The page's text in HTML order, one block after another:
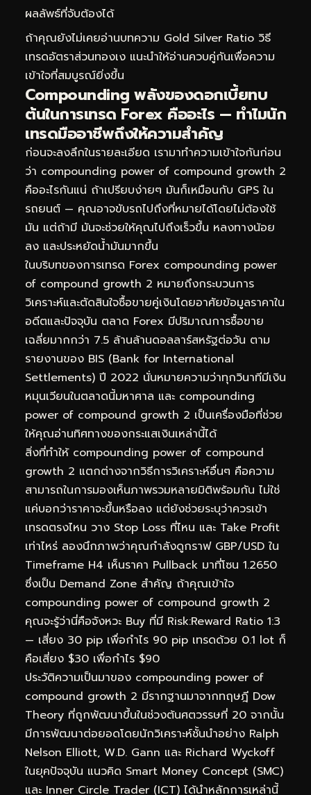
ผลลัพธ์ที่จับต้องได้
ถ้าคุณยังไม่เคยอ่านบทความ Gold Silver Ratio วิธี
เทรดอัตราส่วนทองเง แนะนำให้อ่านควบคู่กันเพื่อความ
เข้าใจที่สมบูรณ์ยิ่งขึ้น
Compounding พลังของดอกเบี้ยทบ
ต้นในการเทรด Forex คืออะไร — ทำไมนัก
เทรดมืออาชีพถึงให้ความสำคัญ
ก่อนจะลงลึกในรายละเอียด เรามาทำความเข้าใจกันก่อน
ว่า compounding power of compound growth 2
คืออะไรกันแน่ ถ้าเปรียบง่ายๆ มันก็เหมือนกับ GPS ใน
รถยนต์ — คุณอาจขับรถไปถึงที่หมายได้โดยไม่ต้องใช้
มัน แต่ถ้ามี มันจะช่วยให้คุณไปถึงเร็วขึ้น หลงทางน้อย
ลง และประหยัดน้ำมันมากขึ้น
ในบริบทของการเทรด Forex compounding power
of compound growth 2 หมายถึงกระบวนการ
วิเคราะห์และตัดสินใจซื้อขายคู่เงินโดยอาศัยข้อมูลราคาใน
อดีตและปัจจุบัน ตลาด Forex มีปริมาณการซื้อขาย
เฉลี่ยมากกว่า 7.5 ล้านล้านดอลลาร์สหรัฐต่อวัน ตาม
รายงานของ BIS (Bank for International
Settlements) ปี 2022 นั่นหมายความว่าทุกวินาทีมีเงิน
หมุนเวียนในตลาดนี้มหาศาล และ compounding
power of compound growth 2 เป็นเครื่องมือที่ช่วย
ให้คุณอ่านทิศทางของกระแสเงินเหล่านี้ได้
สิ่งที่ทำให้ compounding power of compound
growth 2 แตกต่างจากวิธีการวิเคราะห์อื่นๆ คือความ
สามารถในการมองเห็นภาพรวมหลายมิติพร้อมกัน ไม่ใช่
แค่บอกว่าราคาจะขึ้นหรือลง แต่ยังช่วยระบุว่าควรเข้า
เทรดตรงไหน วาง Stop Loss ที่ไหน และ Take Profit
เท่าไหร่ ลองนึกภาพว่าคุณกำลังดูกราฟ GBP/USD ใน
Timeframe H4 เห็นราคา Pullback มาที่โซน 1.2650
ซึ่งเป็น Demand Zone สำคัญ ถ้าคุณเข้าใจ
compounding power of compound growth 2
คุณจะรู้ว่านี่คือจังหวะ Buy ที่มี Risk:Reward Ratio 1:3
— เสี่ยง 30 pip เพื่อกำไร 90 pip เทรดด้วย 0.1 lot ก็
คือเสี่ยง $30 เพื่อกำไร $90
ประวัติความเป็นมาของ compounding power of
compound growth 2 มีรากฐานมาจากทฤษฎี Dow
Theory ที่ถูกพัฒนาขึ้นในช่วงต้นศตวรรษที่ 20 จากนั้น
มีการพัฒนาต่อยอดโดยนักวิเคราะห์ชั้นนำอย่าง Ralph
Nelson Elliott, W.D. Gann และ Richard Wyckoff
ในยุคปัจจุบัน แนวคิด Smart Money Concept (SMC)
และ Inner Circle Trader (ICT) ได้นำหลักการเหล่านี้